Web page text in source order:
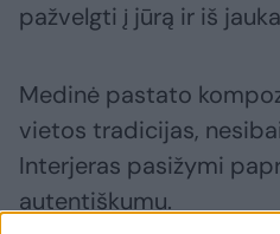
pažvelgti į jūrą ir iš
Medinė pastato
vietos tradicijas,
Interjeras pasižymi
autentiškumu.